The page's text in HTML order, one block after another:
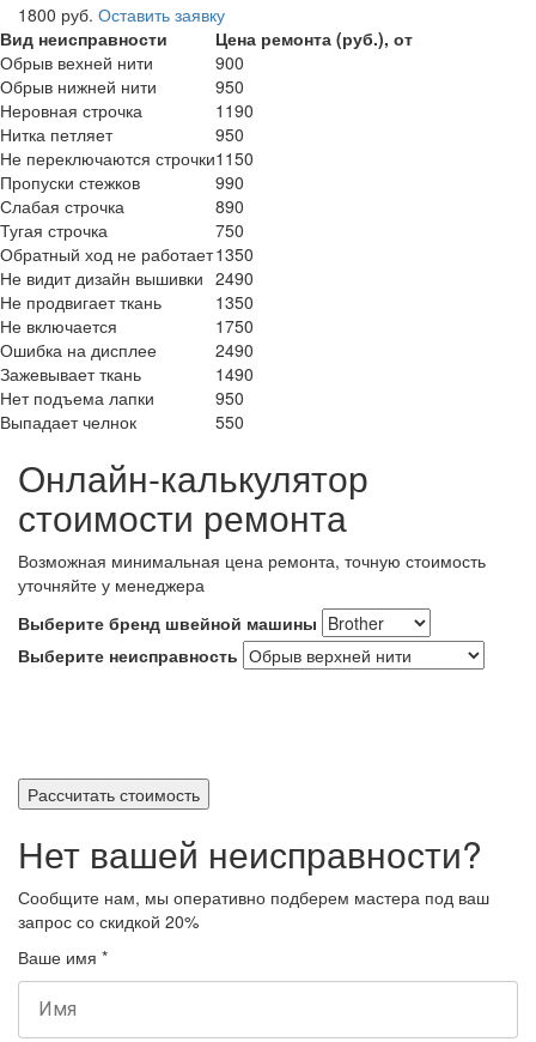
1800 руб. Оставить заявку
Вид неисправности
Цена ремонта (руб.), от
Обрыв вехней нити
900
Обрыв нижней нити
950
Неровная строчка
1190
Нитка петляет
950
Не переключаются строчки1150
Пропуски стежков
990
Слабая строчка
890
Тугая строчка
750
Обратный ход не работает1350
Не видит дизайн вышивки 2490
Не продвигает ткань
1350
Не включается
1750
Ошибка на дисплее
2490
Зажевывает ткань
1490
Нет подъема лапки
950
Выпадает челнок
550
Онлайн-калькулятор
стоимости ремонта
Возможная минимальная цена ремонта, точную стоимость
уточняйте у менеджера
Выберите бренд швейной машины
Выберите неисправность
Рассчитать стоимость
Нет вашей неисправности?
Сообщите нам, мы оперативно подберем мастера под ваш
запрос со скидкой 20%
Ваше имя *